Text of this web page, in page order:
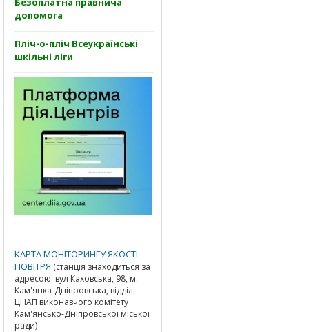
допомога
Пліч-о-пліч Всеукраїнські
шкільні ліги
КАРТА МОНІТОРИНГУ ЯКОСТІ
ПОВІТРЯ (станція знаходиться за
адресою: вул Каховська, 98, м.
Кам'янка-Дніпровська, відділ
ЦНАП виконавчого комітету
Кам'янсько-Дніпровської міської
ради)